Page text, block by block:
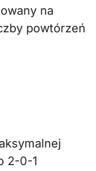
na
powtórzeń
2-0-1